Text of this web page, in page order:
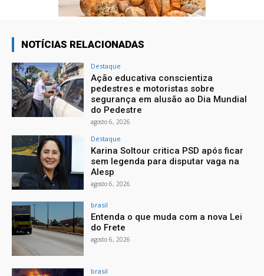
NOTÍCIAS RELACIONADAS
Destaque
Ação educativa conscientiza
pedestres e motoristas sobre
segurança em alusão ao Dia Mundial
do Pedestre
agosto 6, 2026
Destaque
Karina Soltour critica PSD após ficar
sem legenda para disputar vaga na
Alesp
agosto 6, 2026
brasil
Entenda o que muda com a nova Lei
do Frete
agosto 6, 2026
brasil